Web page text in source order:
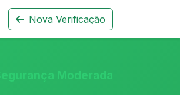
Nova Verificação
Segurança Moderada